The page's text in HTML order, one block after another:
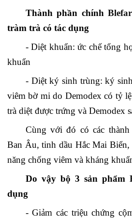
Thành phần chính
tràm trà có tác dụng
- Diệt khuẩn: ức chế tổng
khuẩn
- Diệt ký sinh trùng: ký
viêm bờ mi do Demodex có tỷ
trà diệt được trứng và Demodex
Cùng với đó có các
Ban Âu, tinh dầu Hắc Mai
năng chống viêm và kháng
Do vậy bộ 3 sản phẩm
dụng
- Giảm các triệu chứng